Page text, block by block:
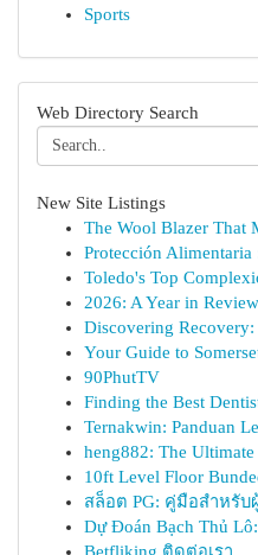
Sports
Web Directory Search
New Site Listings
The Wool Blazer That
Protección
Toledo's Top
2026: A Year in
Discovering
Your Guide to
90PhutTV
Finding the Best
Ternakwin: Panduan
heng882: The Ultimate
10ft Level Floor
สล็อต PG: คู่มือสำหรับ
Dự Đoán Bạch Thủ